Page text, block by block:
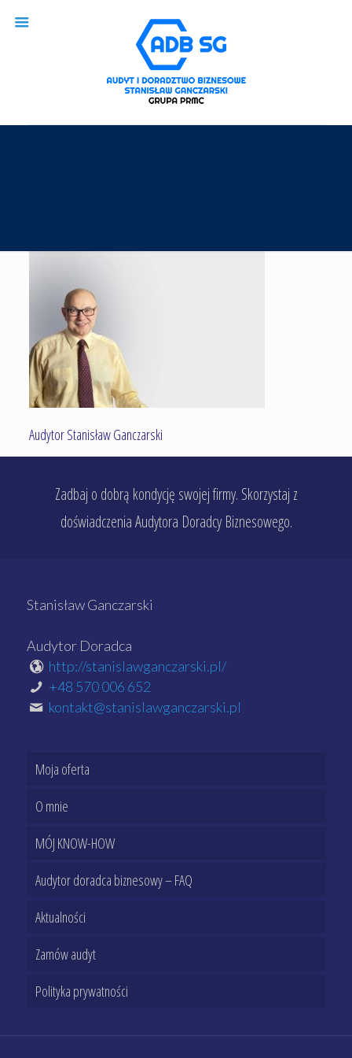
Audytor Stanisław Ganczarski
Zadbaj o dobrą kondycję swojej firmy. Skorzystaj z
doświadczenia Audytora Doradcy Biznesowego.
Stanisław Ganczarski
Audytor Doradca
http://stanislawganczarski.pl/
+48 570 006 652
kontakt@stanislawganczarski.pl
Moja oferta
O mnie
MÓJ KNOW-HOW
Audytor doradca biznesowy – FAQ
Aktualności
Zamów audyt
Polityka prywatności